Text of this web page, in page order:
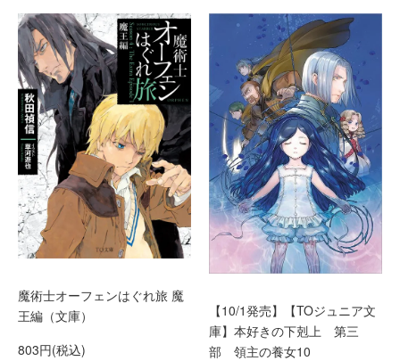
魔術士オーフェンはぐれ旅 魔
王編（文庫）
803円(税込)
【10/1発売】【TOジュニア文
庫】本好きの下剋上 第三
部 領主の養女10